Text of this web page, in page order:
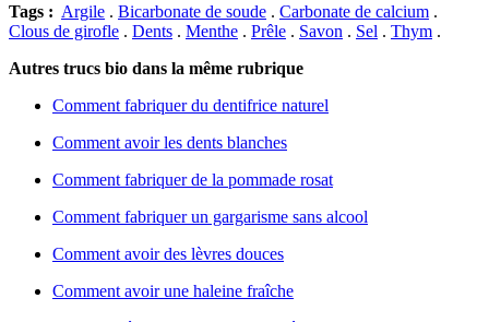
Tags : Argile . Bicarbonate de soude . Carbonate de calcium .
Clous de girofle . Dents . Menthe . Prêle . Savon . Sel . Thym .
Autres trucs bio dans la même rubrique
Comment fabriquer du dentifrice naturel
Comment avoir les dents blanches
Comment fabriquer de la pommade rosat
Comment fabriquer un gargarisme sans alcool
Comment avoir des lèvres douces
Comment avoir une haleine fraîche